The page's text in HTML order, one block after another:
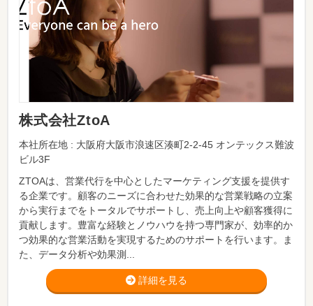
株式会社ZtoA
本社所在地 : 大阪府大阪市浪速区湊町2-2-45 オンテックス難波
ビル3F
ZTOAは、営業代行を中心としたマーケティング支援を提供す
る企業です。顧客のニーズに合わせた効果的な営業戦略の立案
から実行までをトータルでサポートし、売上向上や顧客獲得に
貢献します。豊富な経験とノウハウを持つ専門家が、効率的か
つ効果的な営業活動を実現するためのサポートを行います。ま
た、データ分析や効果測...
詳細を見る